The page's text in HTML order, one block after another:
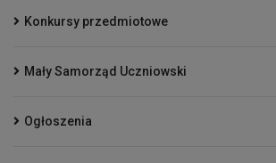
Konkursy przedmiotowe
Mały Samorząd Uczniowski
Ogłoszenia